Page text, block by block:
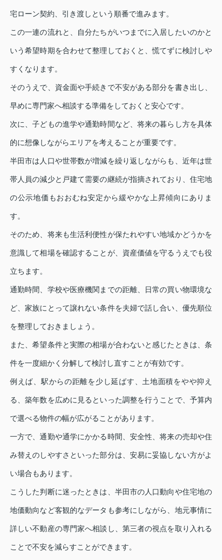
宅ローン契約、引き渡しという順番で進みます。
この一連の流れと、自分たちがいつまでに入居したいのかと
いう希望時期を合わせて整理しておくと、慌てずに検討しや
すくなります。
そのうえで、資金面や手続きで不安がある部分を書き出し、
早めに専門家へ相談する準備をしておくと安心です。
次に、子どもの進学や通勤時間など、将来の暮らし方を具体
的に想像しながらエリアを考えることが重要です。
半田市は人口や世帯数が増減を繰り返しながらも、近年は世
帯人員の減少と戸建て需要の継続が指摘されており、住宅地
の公示地価もおおむね安定から緩やかな上昇傾向にありま
す。
そのため、将来も生活利便性が保たれやすい地域かどうかを
意識して相場を確認することが、資産価値を守るうえでも役
立ちます。
通勤時間、学校や医療機関までの距離、日常の買い物環境な
ど、家族にとって譲れない条件を夫婦で話し合い、優先順位
を整理しておきましょう。
また、希望条件と実際の相場が合わないと感じたときは、条
件を一度細かく分解して検討し直すことが有効です。
例えば、駅からの距離を少し延ばす、土地面積をやや抑え
る、築年数を広めに見るといった調整を行うことで、予算内
で選べる物件の幅が広がることがあります。
一方で、通勤や通学にかかる時間、安全性、将来の売却や住
み替えのしやすさといった部分は、安易に妥協しない方がよ
い場合もあります。
こうした判断に迷ったときは、半田市の人口動向や住宅地の
地価動向など客観的なデータも参考にしながら、地元事情に
詳しい不動産の専門家へ相談し、第三者の視点を取り入れる
ことで不安を減らすことができます。